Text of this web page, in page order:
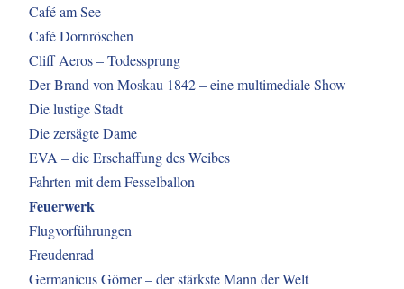
Café am See
Café Dornröschen
Cliff Aeros – Todessprung
Der Brand von Moskau 1842 – eine multimediale Show
Die lustige Stadt
Die zersägte Dame
EVA – die Erschaffung des Weibes
Fahrten mit dem Fesselballon
Feuerwerk
Flugvorführungen
Freudenrad
Germanicus Görner – der stärkste Mann der Welt